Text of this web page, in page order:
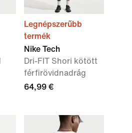
Legnépszerűbb
termék
Nike Tech
Dri-FIT Shori kötött
férfirövidnadrág
64,99 €